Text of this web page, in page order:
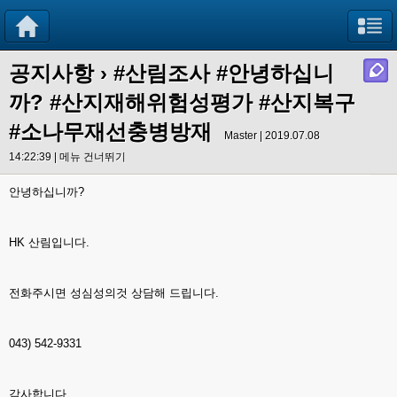
공지사항› #산림조사 #안녕하십니
까? #산지재해위험성평가 #산지복구
#소나무재선충병방재
Master | 2019.07.08
14:22:39 | 메뉴 건너뛰기
안녕하십니까?
HK 산림입니다.
전화주시면 성심성의것 상담해 드립니다.
043) 542-9331
감사합니다.